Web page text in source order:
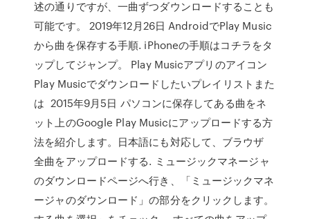
述の通りですが、一曲ずつダウンロードすることも
可能です。 2019年12月26日 AndroidでPlay Music
から曲を保存する手順. iPhoneの手順はコチラをタ
ップしてジャンプ。 Play Musicアプリのアイコン
Play Musicでダウンロードしたいプレイリストまた
は 2015年9月5日 パソコンに保存してある曲をネ
ット上のGoogle Play Musicにアップロードする方
法を紹介します。日本語にも対応して、ブラウザ
全曲をアップロードする. ミュージックマネージャ
のダウンロードページへ行き、「ミュージックマネ
ージャのダウンロード」の部分をクリックします。